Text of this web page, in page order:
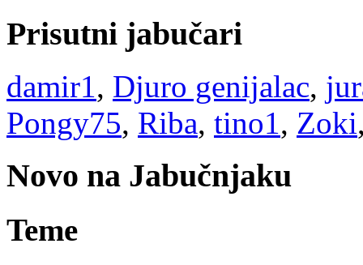
Prisutni jabučari
damir1, Djuro genijalac,
Pongy75, Riba, tino1, Zoki
Novo na Jabučnjaku
Teme